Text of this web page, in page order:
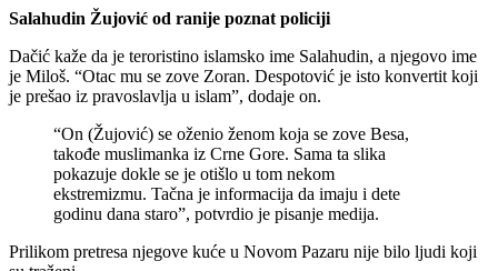
Salahudin Žujović od ranije poznat policiji
Dačić kaže da je teroristino islamsko ime Salahudin, a njegovo ime
je Miloš. “Otac mu se zove Zoran. Despotović je isto konvertit koji
je prešao iz pravoslavlja u islam”, dodaje on.
“On (Žujović) se oženio ženom koja se zove Besa,
takođe muslimanka iz Crne Gore. Sama ta slika
pokazuje dokle se je otišlo u tom nekom
ekstremizmu. Tačna je informacija da imaju i dete
godinu dana staro”, potvrdio je pisanje medija.
Prilikom pretresa njegove kuće u Novom Pazaru nije bilo ljudi koji